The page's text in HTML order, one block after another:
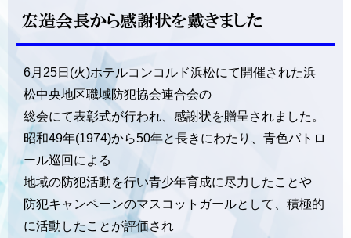
宏造会長から感謝状を戴きました
6月25日(火)ホテルコンコルド浜松にて開催された浜
松中央地区職域防犯協会連合会の
総会にて表彰式が行われ、感謝状を贈呈されました。
昭和49年(1974)から50年と長きにわたり、青色パトロ
ール巡回による
地域の防犯活動を行い青少年育成に尽力したことや
防犯キャンペーンのマスコットガールとして、積極的
に活動したことが評価され